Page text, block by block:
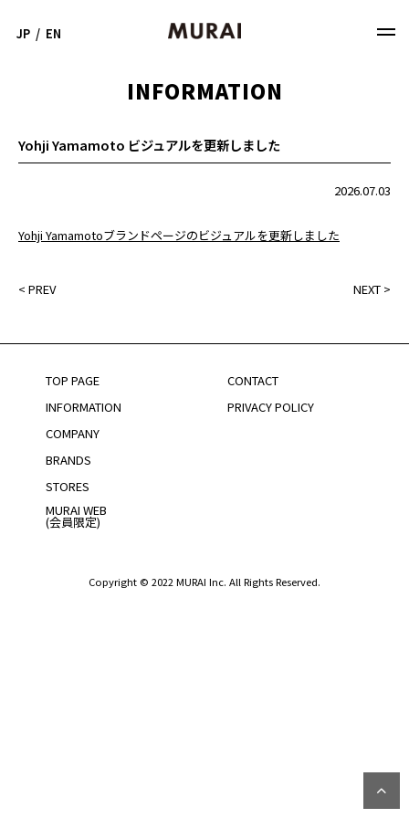
JP / EN
INFORMATION
Yohji Yamamoto ビジュアルを更新しました
2026.07.03
Yohji Yamamotoブランドページのビジュアルを更新しました
< PREV NEXT >
TOP PAGE
INFORMATION
COMPANY
BRANDS
STORES
MURAI WEB
(会員限定)
CONTACT
PRIVACY POLICY
Copyright © 2022 MURAI Inc. All Rights Reserved.